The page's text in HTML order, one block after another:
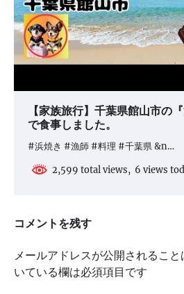
【家族旅行】千葉県館山市の
で食事しました。
#浜焼き #漁師 #料理 #千葉県 &n…
2,599 total views, 6 views
コメントを残す
メールアドレスが公開されること
いている欄は必須項目です